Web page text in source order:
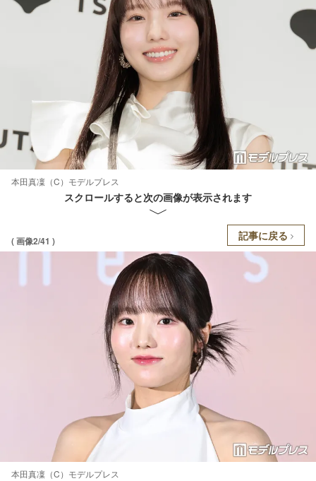
本田真凜（C）モデルプレス
スクロールすると次の画像が表示されます
( 画像2/41 ) 記事に戻る
本田真凜（C）モデルプレス